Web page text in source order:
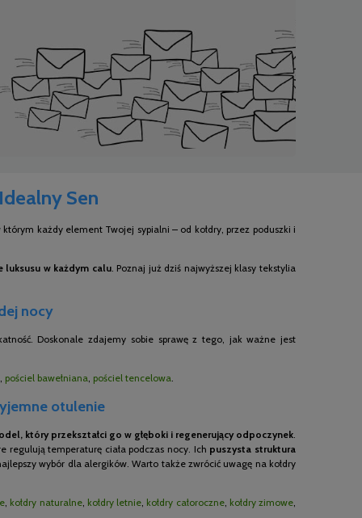
Sen
każdy element Twojej sypialni – od kołdry, przez poduszki i
luksusu w każdym calu. Poznaj już dziś najwyższej klasy tekstylia
nocy
Doskonale zdajemy sobie sprawę z tego, jak ważne jest
pościel bawełniana pościel tencelowa
otulenie
który przekształci go w głęboki i regenerujący odpoczynek
regulują temperaturę ciała podczas nocy. Ich puszysta struktura
wybór dla alergików. Warto także zwrócić uwagę na kołdry
kołdry naturalne, kołdry letnie kołdry całoroczne, kołdry zimowe